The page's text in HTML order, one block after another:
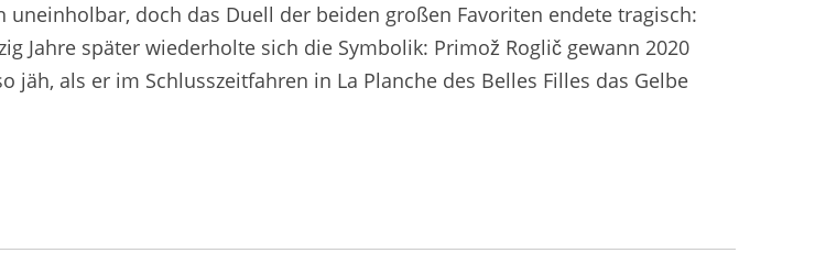
doch das Duell der beiden großen Favoriten endete tragisch:
Jahre später wiederholte sich die Symbolik: Primož Roglič gewann 2020
als er im Schlusszeitfahren in La Planche des Belles Filles das Gelbe